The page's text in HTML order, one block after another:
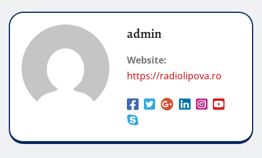
admin
Website:
https://radiolipova.ro